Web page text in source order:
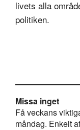
livets alla
politiken.
Missa inget
Få veckans
måndag. Enkelt